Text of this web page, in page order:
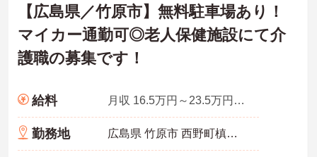
【広島県／竹原市】無料駐車場あり！
マイカー通勤可◎老人保健施設にて介
護職の募集です！
給料 月収 16.5万円～23.5万円程度
勤務地 広島県 竹原市 西野町槙ヶ坪184番地